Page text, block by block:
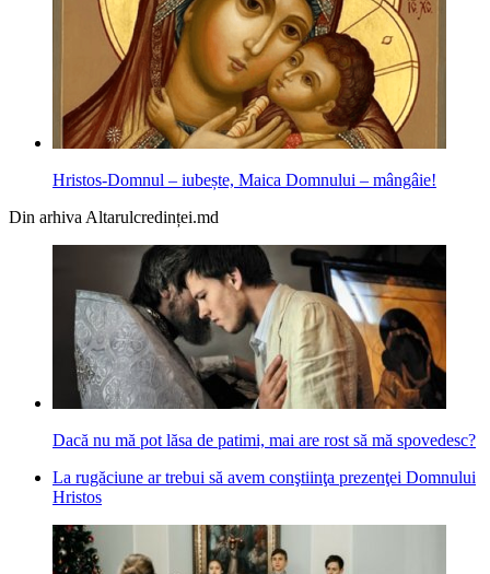
Hristos-Domnul – iubește, Maica Domnului – mângâie!
Din arhiva Altarulcredinței.md
Dacă nu mă pot lăsa de patimi, mai are rost să mă spovedesc?
La rugăciune ar trebui să avem conştiinţa prezenţei Domnului
Hristos